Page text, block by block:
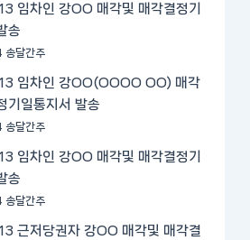
임차인 강OO 매각및 매각결정기
송
달간주
임차인 강OO(OOOO OO) 매각
기일통지서 발송
달간주
임차인 강OO 매각및 매각결정기
송
달간주
근저당권자 강OO 매각및 매각결